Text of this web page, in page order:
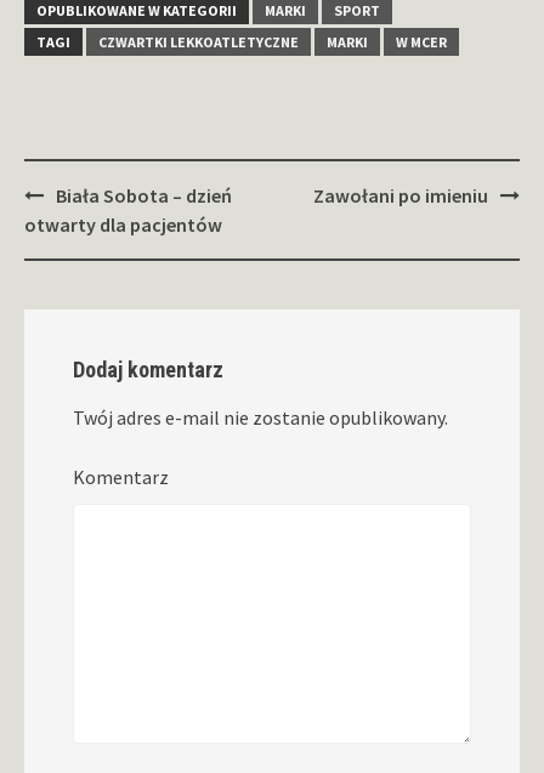
OPUBLIKOWANE W KATEGORII MARKI
SPORT
TAGI
CZWARTKI LEKKOATLETYCZNE MARKI W MCER
Zobacz
wpisy
Biała Sobota – dzień
otwarty dla pacjentów
Zawołani po imieniu
Dodaj komentarz
Twój adres e-mail nie zostanie opublikowany.
Komentarz